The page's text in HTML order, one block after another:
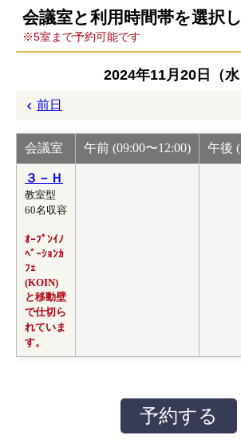
会議室と利用時間帯を選択
※5室まで予約可能です
2024年11月20日（水
前日
会議室 午前 (09:00〜12:00) 午後
３－Ｈ
教室型
60名収容
ｵｰﾌﾟﾝｲﾉ
ﾍﾞｰｼｮﾝｶ
ﾌｪ
(KOIN)
と移動壁
で仕切ら
れていま
す。